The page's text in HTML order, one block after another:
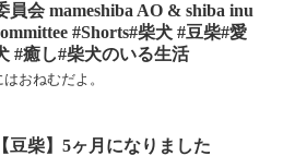
員会 mameshiba AO & shiba inu
#Shorts#柴犬 #豆柴#愛
#癒し#柴犬のいる生活
おねむだよ。
【豆柴】5ヶ月になりました